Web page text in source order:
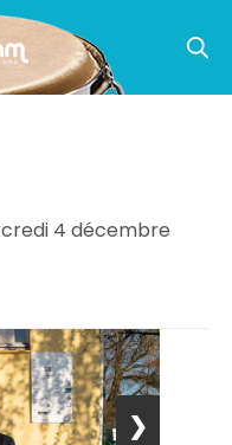
4 décembre
❯